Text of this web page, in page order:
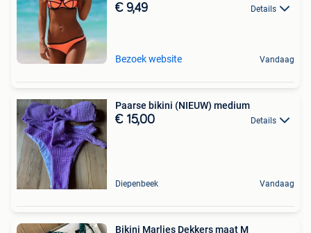
€ 9,49 Details
Bezoek website Vandaag
Paarse bikini (NIEUW) medium
€ 15,00 Details
Diepenbeek Vandaag
Bikini Marlies Dekkers maat M